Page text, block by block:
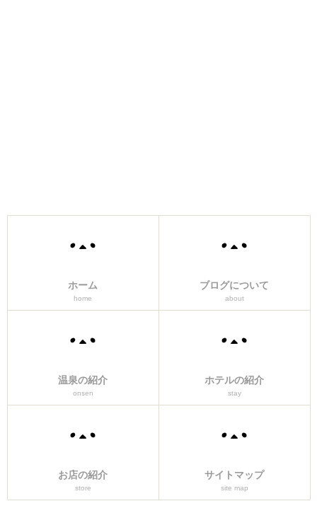
ホーム
home
ブログについて
about
温泉の紹介
onsen
ホテルの紹介
stay
お店の紹介
store
サイトマップ
site map